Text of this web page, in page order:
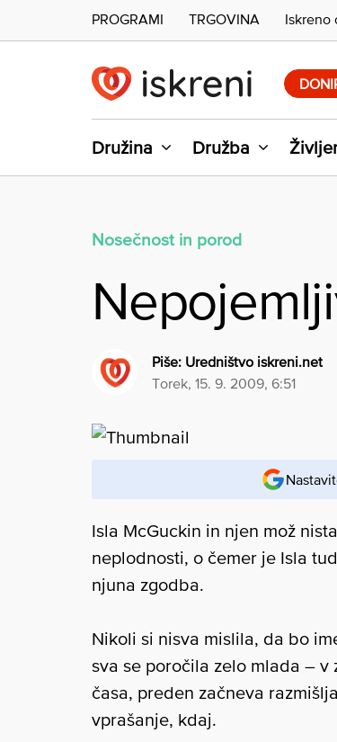
Družina Družba
PROGRAMI TRGOVINA Iskreno
Nosečnost in porod
Piše: Uredništvo iskreni.net
torek, 15. 9. 2009, 6:51
Isla McGuckin in njen mož
neplodnosti, o čemer je Isla
njuna zgodba.
Nikoli si nisva mislila, da bo
sva se poročila zelo mlada –
časa, preden začneva
vprašanje, kdaj.